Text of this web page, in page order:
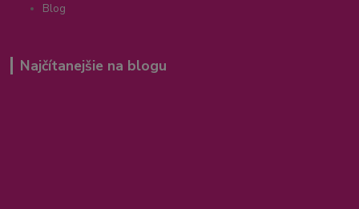
Blog
Najčítanejšie na blogu